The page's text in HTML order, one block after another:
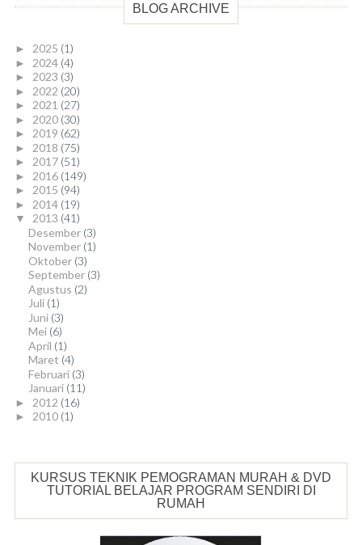
BLOG ARCHIVE
► 2025 (1)
► 2024 (4)
► 2023 (3)
► 2022 (20)
► 2021 (27)
► 2020 (30)
► 2019 (62)
► 2018 (75)
► 2017 (51)
► 2016 (149)
► 2015 (94)
► 2014 (19)
▼ 2013 (41)
Desember (3)
November (1)
Oktober (3)
September (3)
Agustus (2)
Juli (1)
Juni (3)
Mei (6)
April (1)
Maret (4)
Februari (3)
Januari (11)
► 2012 (16)
► 2010 (1)
KURSUS TEKNIK PEMOGRAMAN MURAH & DVD
TUTORIAL BELAJAR PROGRAM SENDIRI DI
RUMAH